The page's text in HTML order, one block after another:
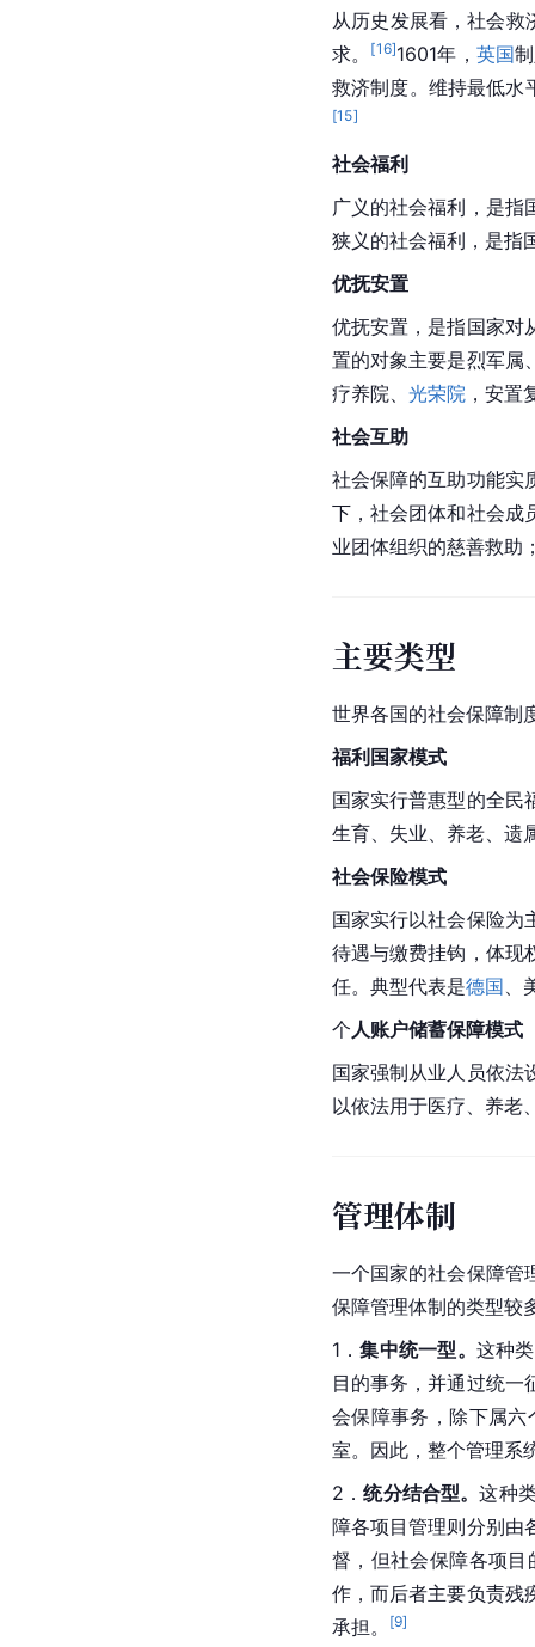
从历史发展看，社会救
求。
[16]1601年， 英国
救济制度。维持最低水
[15]
社会福利
广义的社会福利，是指
狭义的社会福利，是指
优抚安置
优抚安置，是指国家对
置的对象主要是烈军属
疗养院、 光荣院 ，安置
社会互助
社会保障的互助功能实
下，社会团体和社会成
业团体组织的慈善救助
主要类型
世界各国的社会保障制
福利国家模式
国家实行普惠型的全民
生育、失业、养老、遗
社会保险模式
国家实行以社会保险为
待遇与缴费挂钩，体现
任。典型代表是德国
个 人账户储蓄保障模式
国家强制从业人员依法
以依法用于医疗、养老
管理体制
一个国家的社会保障管
保障管理体制的类型较
1．集中统一型。 这种
目的事务，并通过统一
会保障事务，除下属
室。因此，整个管理系
2．统分结合型。这种
障各项目管理则分别由
督，但社会保障各项
作，而后者主要负责残
承担。
[9]